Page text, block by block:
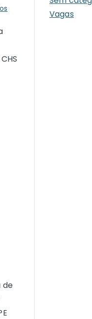
Chamamento
–
de
Vagas